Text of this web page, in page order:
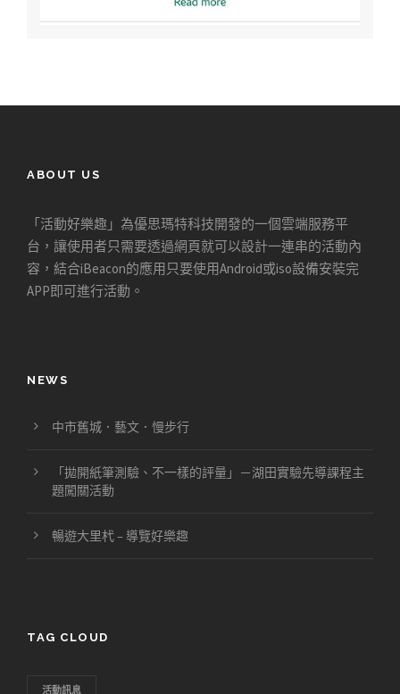
ABOUT US
「活動好樂趣」為優思瑪特科技開發的一個雲端服務平
台，讓使用者只需要透過網頁就可以設計一連串的活動內
容，結合iBeacon的應用只要使用Android或iso設備安裝完
APP即可進行活動。
NEWS
中市舊城．藝文．慢步行
「拋開紙筆測驗、不一樣的評量」－湖田實驗先導課程主
題闖關活動
暢遊大里杙 – 導覽好樂趣
TAG CLOUD
活動訊息